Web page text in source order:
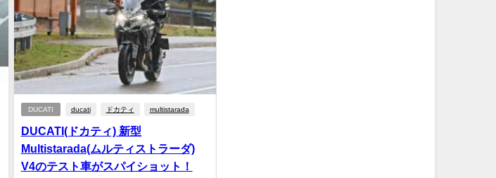
DUCATI ducati ドカティ multistarada
DUCATI(ドカティ) 新型
Multistarada(ムルティストラーダ)
V4のテスト車がスパイショット！